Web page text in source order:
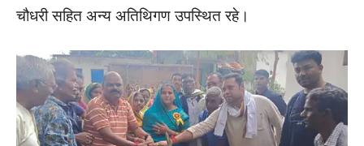
चौधरी सहित अन्य अतिथिगण उपस्थित रहे।